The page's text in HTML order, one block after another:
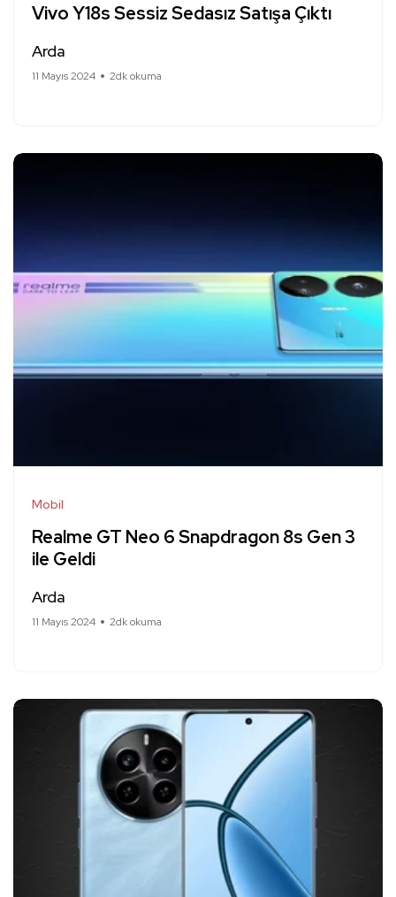
Vivo Y18s Sessiz Sedasız Satışa Çıktı
Arda
11 Mayıs 2024 2dk okuma
Mobil
Realme GT Neo 6 Snapdragon 8s Gen 3
ile Geldi
Arda
11 Mayıs 2024 2dk okuma